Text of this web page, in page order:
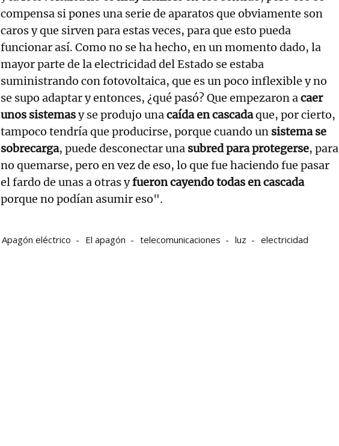
compensa si pones una serie de aparatos que obviamente son
caros y que sirven para estas veces, para que esto pueda
funcionar así. Como no se ha hecho, en un momento dado, la
mayor parte de la electricidad del Estado se estaba
suministrando con fotovoltaica, que es un poco inflexible y no
se supo adaptar y entonces, ¿qué pasó? Que empezaron acaer
unos sistemasy se produjo unacaída en cascadaque, por cierto,
tampoco tendría que producirse, porque cuando un sistema se
sobrecarga, puede desconectar una subred para protegerse, para
no quemarse, pero en vez de eso, lo que fue haciendo fue pasar
el fardo de unas a otras yfueron cayendo todas en cascada
porque no podían asumir eso".
Apagón eléctrico El apagón telecomunicaciones luz electricidad